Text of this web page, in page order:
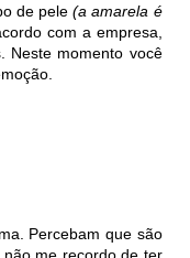
de pele(a amarela é
com a empresa,
Neste momento você
Percebam que são